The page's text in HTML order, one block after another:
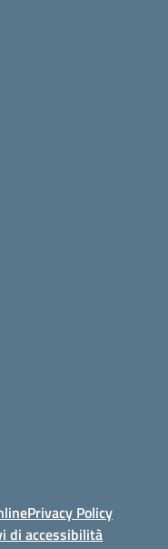
Privacy Policy
di accessibilità